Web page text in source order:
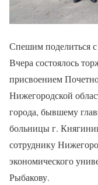
Спешим поделиться
Вчера состоялось
присвоением
Нижегородской
города, бывшему
больницы г.
сотруднику
экономического
Рыбакову.